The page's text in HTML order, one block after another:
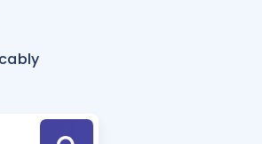
Hesaplama Aracı
için Öneriler
Tek Takvimde
Hoca ile seni sınava hazırlayacak